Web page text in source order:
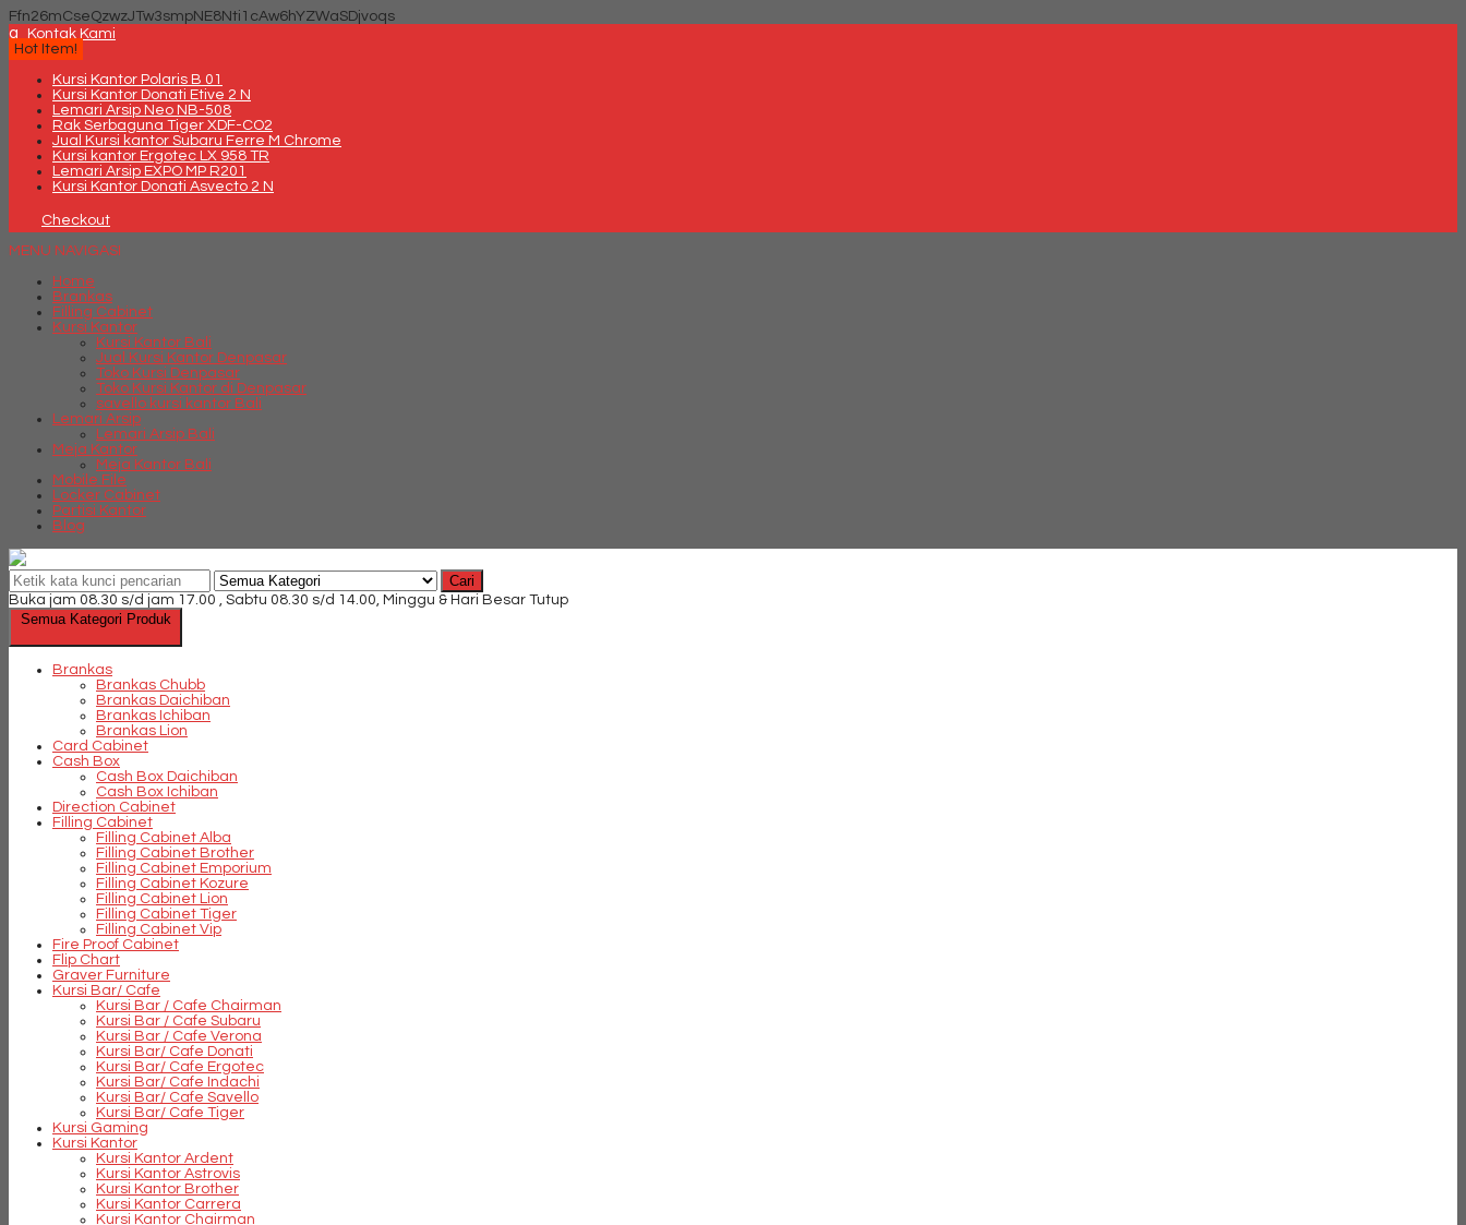
Ffn26mCseQzwzJTw3smpNE8Nti1cAw6hYZWaSDjvoqs
q
Kontak Kami
Hot Item!
Kursi Kantor Polaris B 01
Kursi Kantor Donati Etive 2 N
Lemari Arsip Neo NB-508
Rak Serbaguna Tiger XDF-CO2
Jual Kursi kantor Subaru Ferre M Chrome
Kursi kantor Ergotec LX 958 TR
Lemari Arsip EXPO MP R201
Kursi Kantor Donati Asvecto 2 N
Checkout
MENU NAVIGASI
Home
Brankas
Filling Cabinet
Kursi Kantor
Kursi Kantor Bali
Jual Kursi Kantor Denpasar
Toko Kursi Denpasar
Toko Kursi Kantor di Denpasar
savello kursi kantor Bali
Lemari Arsip
Lemari Arsip Bali
Meja Kantor
Meja Kantor Bali
Mobile File
Locker Cabinet
Partisi Kantor
Blog
Cari
Buka jam 08.30 s/d jam 17.00 , Sabtu 08.30 s/d 14.00, Minggu & Hari Besar Tutup
Semua Kategori Produk
Brankas
Brankas Chubb
Brankas Daichiban
Brankas Ichiban
Brankas Lion
Card Cabinet
Cash Box
Cash Box Daichiban
Cash Box Ichiban
Direction Cabinet
Filling Cabinet
Filling Cabinet Alba
Filling Cabinet Brother
Filling Cabinet Emporium
Filling Cabinet Kozure
Filling Cabinet Lion
Filling Cabinet Tiger
Filling Cabinet Vip
Fire Proof Cabinet
Flip Chart
Graver Furniture
Kursi Bar/ Cafe
Kursi Bar / Cafe Chairman
Kursi Bar / Cafe Subaru
Kursi Bar / Cafe Verona
Kursi Bar/ Cafe Donati
Kursi Bar/ Cafe Ergotec
Kursi Bar/ Cafe Indachi
Kursi Bar/ Cafe Savello
Kursi Bar/ Cafe Tiger
Kursi Gaming
Kursi Kantor
Kursi Kantor Ardent
Kursi Kantor Astrovis
Kursi Kantor Brother
Kursi Kantor Carrera
Kursi Kantor Chairman